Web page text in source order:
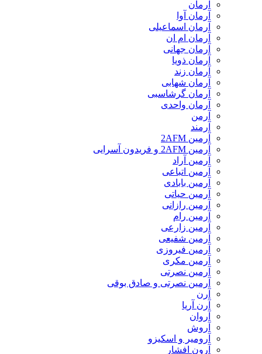
آرمان
آرمان آوا
آرمان اسماعیلی
آرمان ام ان
آرمان جهانی
آرمان ذویا
آرمان زند
آرمان شهابی
آرمان گرشاسبی
آرمان واحدی
آرمن
آرمند
آرمین 2AFM
آرمین 2AFM و فریدون آسرایی
آرمین آراد
آرمین اتباعی
آرمین بابادی
آرمین حیاتی
آرمین رازانی
آرمین رام
آرمین زارعی
آرمین شفیعی
آرمین فیروزی
آرمین مکری
آرمین نصرتی
آرمین نصرتی و صادق بوقی
آرن
آرن آریا
آروان
آروش
آرومیر و اسکیزو
آرون افشار